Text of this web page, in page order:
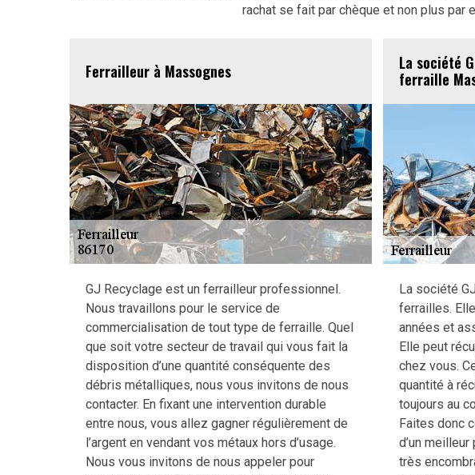
rachat se fait par chèque et non plus par
Ferrailleur à Massognes
GJ Recyclage est un ferrailleur professionnel.
Nous travaillons pour le service de
commercialisation de tout type de ferraille. Quel
que soit votre secteur de travail qui vous fait la
disposition d’une quantité conséquente des
débris métalliques, nous vous invitons de nous
contacter. En fixant une intervention durable
entre nous, vous allez gagner régulièrement de
l’argent en vendant vos métaux hors d’usage.
Nous vous invitons de nous appeler pour
La société
ferraille
La société
ferrailles.
années et
Elle peut
chez vous.
quantité à
toujours au
Faites donc
d’un
très